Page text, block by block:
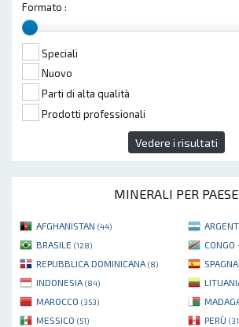
Formato :
Speciali
Nuovo
Parti di alta qualità
Prodotti professionali
Vedere i risultati
MINERALI PER PAESE
AFGHANISTAN (44)
BRASILE (128) CONGO
REPUBBLICA DOMINICANA (8) SPAGNA
INDONESIA (84)
MAROCCO (353)
MESSICO (51) PERÙ